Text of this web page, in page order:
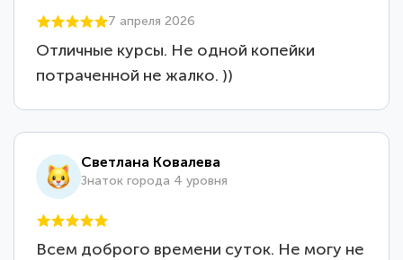
7 апреля 2026
Отличные курсы. Не одной копейки
потраченной не жалко. ))
Светлана Ковалева
Знаток города 4 уровня
Всем доброго времени суток. Не могу не